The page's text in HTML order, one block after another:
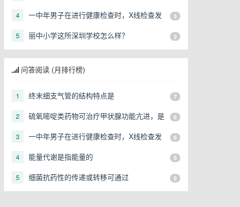
4
一中年男子在进行健康检查时，X线检查发
考虑
3
5 丽中小学这所深圳学校怎么样？ 3
问答阅读 (月排行榜)
1 终末细支气管的结构特点是 7
2
硫氧嘧啶类药物可治疗甲状腺功能亢进，是
6
3
一中年男子在进行健康检查时，X线检查发
考虑
6
4 能量代谢是指能量的 5
5 细菌抗药性的传递或转移可通过 5